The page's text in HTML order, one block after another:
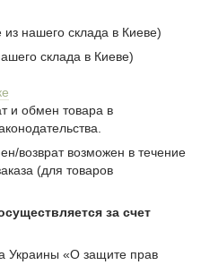
нашего склада в Киеве)
склада в Киеве)
и обмен товара в
возврат возможен в течение
(для товаров
за счет
Украины «О защите прав